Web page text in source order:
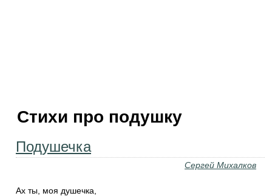
Стихи про подушку
Подушечка
Сергей Михалков
Ах ты, моя душечка,